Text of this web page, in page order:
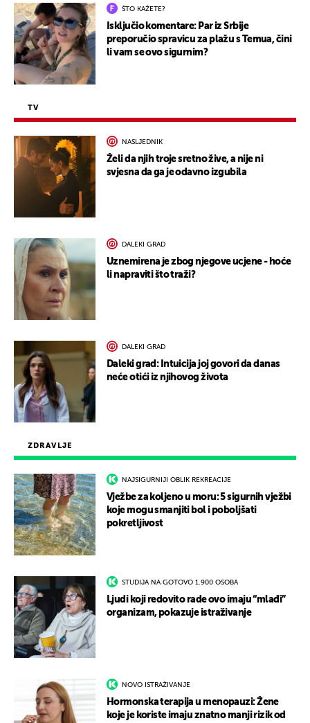
ZDRAVLJE
NAJSIGURNIJI OBLIK REKREACIJE
Vježbe za koljeno u moru: 5 sigurnih vježbi
koje mogu smanjiti bol i poboljšati
pokretljivost
STUDIJA NA GOTOVO 1.900 OSOBA
Ljudi koji redovito rade ovo imaju “mlađi”
organizam, pokazuje istraživanje
NOVO ISTRAŽIVANJE
Hormonska terapija u menopauzi: Žene
koje je koriste imaju znatno manji rizik od
ŠTO KAŽETE?
Isključio komentare: Par iz Srbije
preporučio spravicu za plažu s Temua, čini
li vam se ovo sigurnim?
TV
NASLJEDNIK
Želi da njih troje sretno žive, a nije ni
svjesna da ga je odavno izgubila
DALEKI GRAD
Uznemirena je zbog njegove ucjene - hoće
li napraviti što traži?
DALEKI GRAD
Daleki grad: Intuicija joj govori da danas
neće otići iz njihovog života